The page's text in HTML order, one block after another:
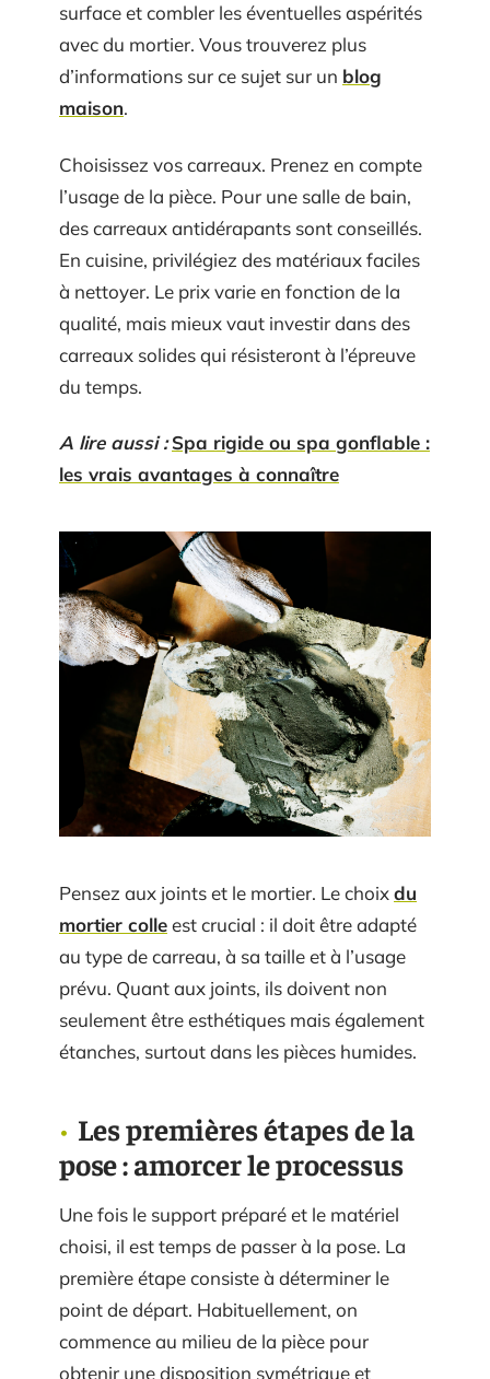
surface et combler les éventuelles aspérités
avec du mortier. Vous trouverez plus
d’informations sur ce sujet sur un blog
maison.
Choisissez vos carreaux. Prenez en compte
l’usage de la pièce. Pour une salle de bain,
des carreaux antidérapants sont conseillés.
En cuisine, privilégiez des matériaux faciles
à nettoyer. Le prix varie en fonction de la
qualité, mais mieux vaut investir dans des
carreaux solides qui résisteront à l’épreuve
du temps.
A lire aussi : Spa rigide ou spa gonflable :
les vrais avantages à connaître
Pensez aux joints et le mortier. Le choixdu
mortier colleest crucial : il doit être adapté
au type de carreau, à sa taille et à l’usage
prévu. Quant aux joints, ils doivent non
seulement être esthétiques mais également
étanches, surtout dans les pièces humides.
Les premières étapes de la
pose : amorcer le processus
Une fois le support préparé et le matériel
choisi, il est temps de passer à la pose. La
première étape consiste à déterminer le
point de départ. Habituellement, on
commence au milieu de la pièce pour
obtenir une disposition symétrique et